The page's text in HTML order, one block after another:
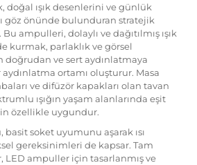
doğal ışık desenlerini ve günlük
göz önünde bulunduran stratejik
ampulleri, dolaylı ve dağıtılmış ışık
kurmak, parlaklık ve görsel
doğrudan ve sert aydınlatmaya
ortamı oluşturur. Masa
ve difüzör kapakları olan tavan
ışığın yaşam alanlarında eşit
özellikle uygundur.
soket uyumunu aşarak ısı
gereksinimleri de kapsar. Tam
ampuller için tasarlanmış ve